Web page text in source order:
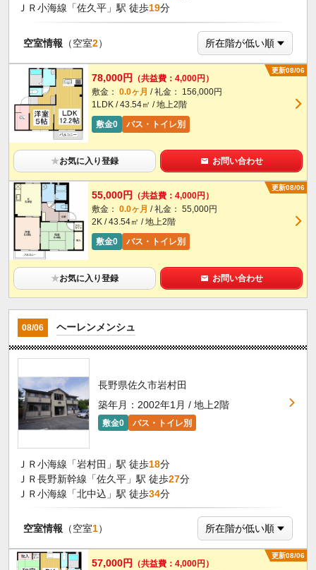
ＪＲ小海線「佐久平」駅 徒歩19分
空室情報 （空室2）
更新08/06
78,000円
（共益費：4,000円）
敷金： 0.0ヶ月 / 礼金： 156,000円
1LDK / 43.54㎡ / 地上2階
敷金0
バス・トイレ別
★お気に入り登録 お問い合わせ
更新08/06
55,000円
（共益費：4,000円）
敷金： 0.0ヶ月 / 礼金： 55,000円
2K / 43.54㎡ / 地上2階
敷金0
バス・トイレ別
★お気に入り登録 お問い合わせ
08/06 ヘーレンメンシュ
長野県佐久市岩村田
築年月：2002年1月 / 地上2階
敷金0 バス・トイレ別
ＪＲ小海線「岩村田」駅 徒歩18分
ＪＲ長野新幹線「佐久平」駅 徒歩27分
ＪＲ小海線「北中込」駅 徒歩34分
空室情報 （空室1）
更新08/06
57,000円
（共益費：4,000円）